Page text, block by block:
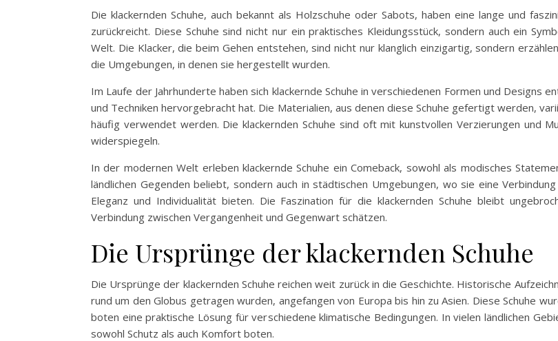
Die klackernden Schuhe, auch bekannt als Holzschuhe oder Sabots, haben eine lange und
zurückreicht. Diese Schuhe sind nicht nur ein praktisches Kleidungsstück, sondern auch ein
Welt. Die Klacker, die beim Gehen entstehen, sind nicht nur klanglich einzigartig, sondern
die Umgebungen, in denen sie hergestellt wurden.
Im Laufe der Jahrhunderte haben sich klackernde Schuhe in verschiedenen Formen und Designs
und Techniken hervorgebracht hat. Die Materialien, aus denen diese Schuhe gefertigt werden,
häufig verwendet werden. Die klackernden Schuhe sind oft mit kunstvollen Verzierungen und
widerspiegeln.
In der modernen Welt erleben klackernde Schuhe ein Comeback, sowohl als modisches
ländlichen Gegenden beliebt, sondern auch in städtischen Umgebungen, wo sie eine
Eleganz und Individualität bieten. Die Faszination für die klackernden Schuhe bleibt
Verbindung zwischen Vergangenheit und Gegenwart schätzen.
Die Ursprünge der klackernden Schuhe
Die Ursprünge der klackernden Schuhe reichen weit zurück in die Geschichte. Historische
rund um den Globus getragen wurden, angefangen von Europa bis hin zu Asien. Diese Schuhe
boten eine praktische Lösung für verschiedene klimatische Bedingungen. In vielen ländlichen
sowohl Schutz als auch Komfort boten.